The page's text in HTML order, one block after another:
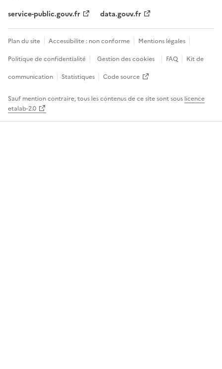
service-public.gouv.fr
data.gouv.fr
Plan du site Accessibilite : non conforme
Mentions légales
Politique de confidentialité
Gestion des cookies FAQ
Kit de
communication
Statistiques Code source
Sauf mention contraire, tous les contenus de ce site sont sous licence
etalab-2.0